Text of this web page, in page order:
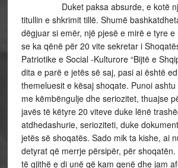
Duket paksa absurde, e kotë një
titullin e shkrimit tillë. Shumë
dëgjuar si emër, një pjesë e mirë e tyre
se ka qënë për 20 vite sekretar i
Patriotike e Social -Kulturore “Bijtë e
dita e parë e jetës së saj, pasi ai është
themeluesit e kësaj shoqate. Punoi
me këmbëngulje dhe seriozitet, thuajse
javës të këtyre 20 viteve duke lënë
atdhedashurie, serioziteti, duke
jetës së shoqatës. Sado mik ta kishe, ai
detyrat që merrje përsipër, për
të gjithë e di unë që kam qenë dhe jam